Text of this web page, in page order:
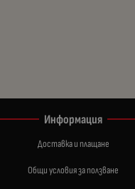
Информация
Доставка и плащане
Общи условия за ползване